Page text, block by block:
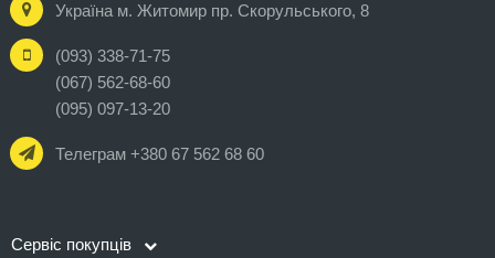
Україна м. Житомир пр. Скорульського, 8
(093) 338-71-75
(067) 562-68-60
(095) 097-13-20
Телеграм +380 67 562 68 60
Сервіс покупців